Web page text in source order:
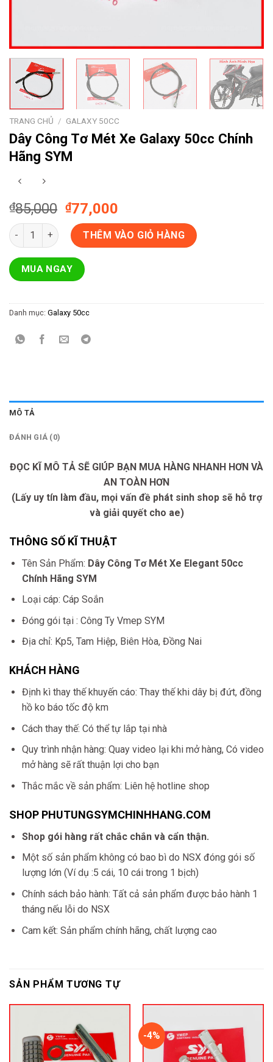
TRANG CHỦ / GALAXY 50CC
Dây Công Tơ Mét Xe Galaxy 50cc Chính
Hãng SYM
₫85,000 Giá
gốc
là:
₫85,000.
₫77,000
hiện
tại
là:
Dây Công Tơ Mét Xe Galaxy 50cc Chính Hãng SYM số lượng
THÊM VÀO GIỎ HÀNG
MUA NGAY
Danh mục: Galaxy 50cc
MÔ TẢ
ĐÁNH GIÁ (0)
ĐỌC KĨ MÔ TẢ SẼ GIÚP BẠN MUA HÀNG NHANH HƠN VÀ
AN TOÀN HƠN
(Lấy uy tín làm đầu, mọi vấn đề phát sinh shop sẽ hỗ trợ
và giải quyết cho ae)
THÔNG SỐ KĨ THUẬT
Tên Sản Phẩm: Dây Công Tơ Mét Xe Elegant 50cc
Chính Hãng SYM
Loại cáp: Cáp Soắn
Đóng gói tại : Công Ty Vmep SYM
Địa chỉ: Kp5, Tam Hiệp, Biên Hòa, Đồng Nai
KHÁCH HÀNG
Định kì thay thế khuyến cáo: Thay thế khi dây bị đứt, đồng
hồ ko báo tốc độ km
Cách thay thế: Có thể tự lắp tại nhà
Quy trình nhận hàng: Quay video lại khi mở hàng, Có video
mở hàng sẽ rất thuận lợi cho bạn
Thắc mắc về sản phẩm: Liên hệ hotline shop
SHOP PHUTUNGSYMCHINHHANG.COM
Shop gói hàng rất chắc chắn và cẩn thận.
Một số sản phẩm không có bao bì do NSX đóng gói số
lượng lớn (Ví dụ :5 cái, 10 cái trong 1 bịch)
Chính sách bảo hành: Tất cả sản phẩm được bảo hành 1
tháng nếu lỗi do NSX
Cam kết: Sản phẩm chính hãng, chất lượng cao
SẢN PHẨM TƯƠNG TỰ
-4%